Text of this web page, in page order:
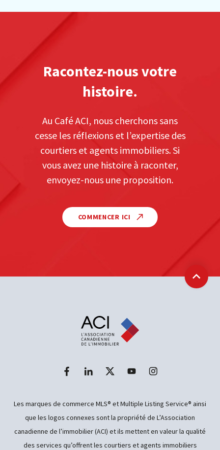
Racontez-nous votre
histoire.
Au Café ACI, nous cherchons sans
cesse les réflexions et l’expertise des
courtiers et agents immobiliers. Si
vous avez une histoire à raconter,
envoyez-nous une proposition.
COMMENCER ICI
Les marques de commerce MLS® et Multiple Listing Service® ainsi
que les logos connexes sont la propriété de L’Association
canadienne de l’immobilier (ACI) et ils mettent en valeur la qualité
des services qu’offrent les courtiers et agents immobiliers